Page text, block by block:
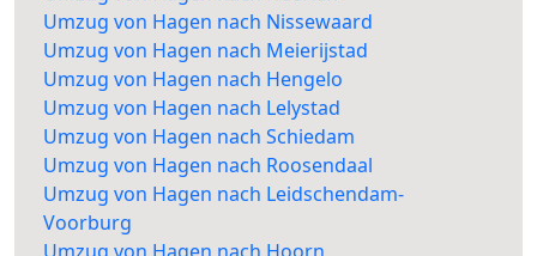
Umzug von Hagen nach Nissewaard
Umzug von Hagen nach Meierijstad
Umzug von Hagen nach Hengelo
Umzug von Hagen nach Lelystad
Umzug von Hagen nach Schiedam
Umzug von Hagen nach Roosendaal
Umzug von Hagen nach Leidschendam-
Voorburg